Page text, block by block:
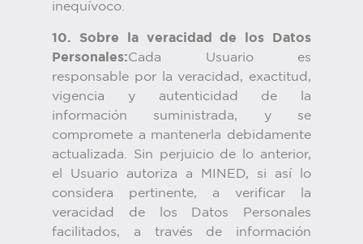
inequívoco.
10. Sobre la veracidad de los Datos
Personales:Cada Usuario es
responsable por la veracidad, exactitud,
vigencia y autenticidad de la
información suministrada, y se
compromete a mantenerla debidamente
actualizada. Sin perjuicio de lo anterior,
el Usuario autoriza a MINED, si así lo
considera pertinente, a verificar la
veracidad de los Datos Personales
facilitados, a través de información